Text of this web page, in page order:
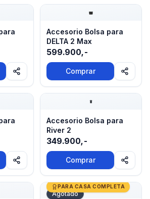
DELTA 2Accesorio Bolsa para
Accesorio Bolsa para
DELTA 2 Max
599.900,-
Comprar
DELTA ProAccesorio Bolsa para River
Accesorio Bolsa para
River 2
349.900,-
Comprar
para DELTA Pro
Accesorio Hub 50A para
Agotado
PARA CASA COMPLETA